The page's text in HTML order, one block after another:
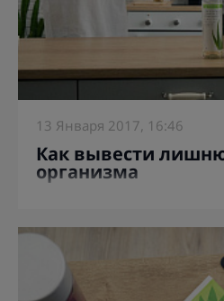
13 Января 2017, 16:46
Как вывести
организма